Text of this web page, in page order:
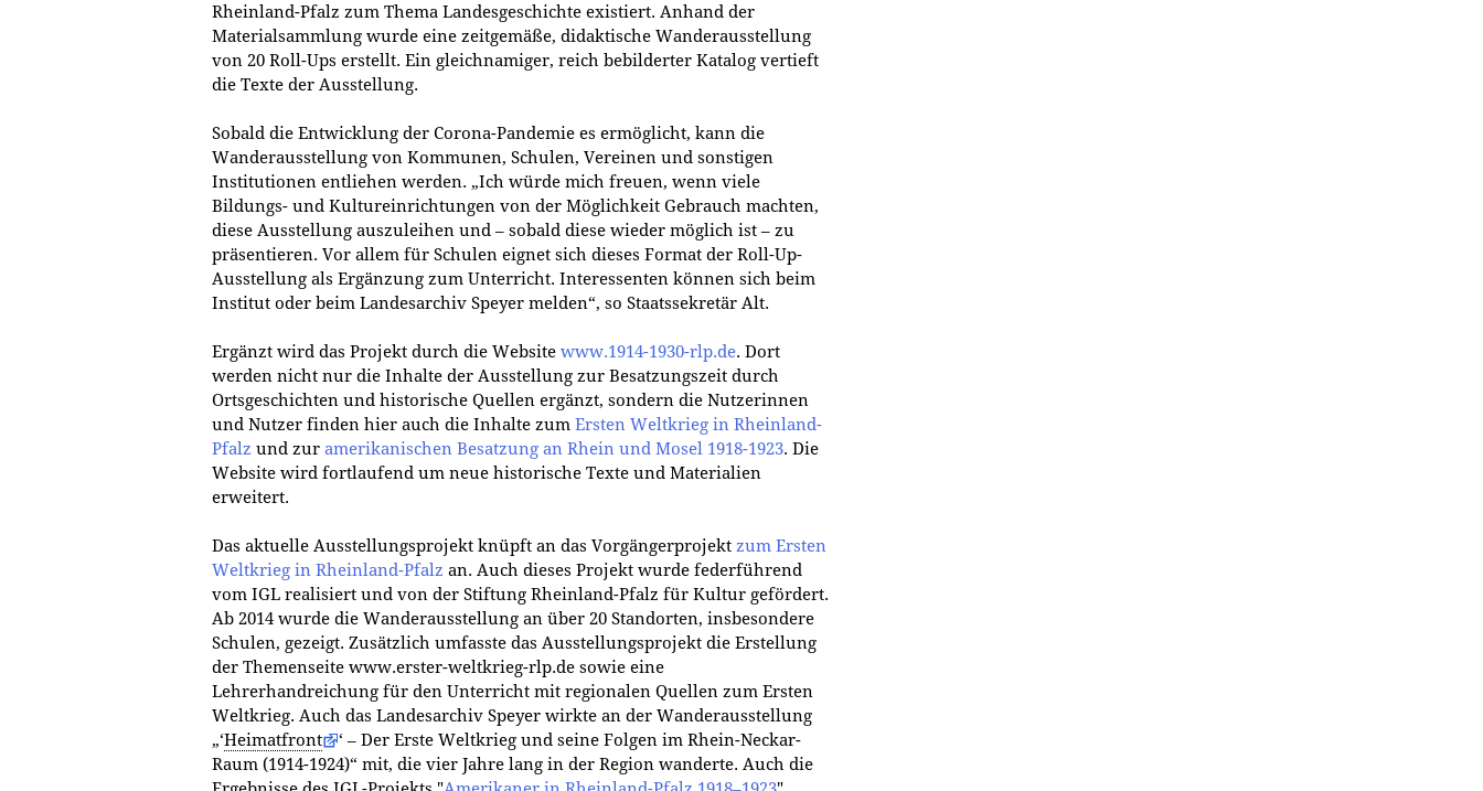
Rheinland-Pfalz zum Thema Landesgeschichte existiert. Anhand der
Materialsammlung wurde eine zeitgemäße, didaktische Wanderausstellung
von 20 Roll-Ups erstellt. Ein gleichnamiger, reich bebilderter Katalog vertieft
die Texte der Ausstellung.
Sobald die Entwicklung der Corona-Pandemie es ermöglicht, kann die
Wanderausstellung von Kommunen, Schulen, Vereinen und sonstigen
Institutionen entliehen werden. „Ich würde mich freuen, wenn viele
Bildungs- und Kultureinrichtungen von der Möglichkeit Gebrauch machten,
diese Ausstellung auszuleihen und – sobald diese wieder möglich ist – zu
präsentieren. Vor allem für Schulen eignet sich dieses Format der Roll-Up-
Ausstellung als Ergänzung zum Unterricht. Interessenten können sich beim
Institut oder beim Landesarchiv Speyer melden“, so Staatssekretär Alt.
Ergänzt wird das Projekt durch die Website www.1914-1930-rlp.de. Dort
werden nicht nur die Inhalte der Ausstellung zur Besatzungszeit durch
Ortsgeschichten und historische Quellen ergänzt, sondern die Nutzerinnen
und Nutzer finden hier auch die Inhalte zum Ersten Weltkrieg in Rheinland-
Pfalz und zur amerikanischen Besatzung an Rhein und Mosel 1918-1923. Die
Website wird fortlaufend um neue historische Texte und Materialien
erweitert.
Das aktuelle Ausstellungsprojekt knüpft an das Vorgängerprojekt zum Ersten
Weltkrieg in Rheinland-Pfalz an. Auch dieses Projekt wurde federführend
vom IGL realisiert und von der Stiftung Rheinland-Pfalz für Kultur gefördert.
Ab 2014 wurde die Wanderausstellung an über 20 Standorten, insbesondere
Schulen, gezeigt. Zusätzlich umfasste das Ausstellungsprojekt die Erstellung
der Themenseite www.erster-weltkrieg-rlp.de sowie eine
Lehrerhandreichung für den Unterricht mit regionalen Quellen zum Ersten
Weltkrieg. Auch das Landesarchiv Speyer wirkte an der Wanderausstellung
„‘Heimatfront
‘ – Der Erste Weltkrieg und seine Folgen im Rhein-Neckar-
Raum (1914-1924)“ mit, die vier Jahre lang in der Region wanderte. Auch die